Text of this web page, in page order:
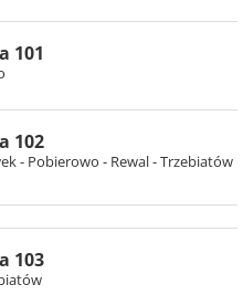
101
102
- Pobierowo - Rewal - Trzebiatów
103